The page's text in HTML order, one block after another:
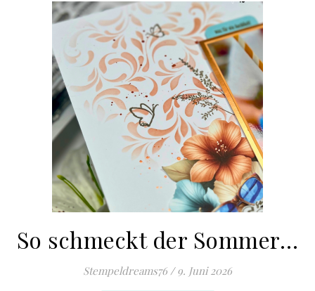
So schmeckt der Sommer…
Stempeldreams76 / 9. Juni 2026